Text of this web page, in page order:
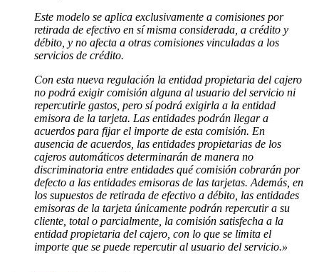
Este modelo se aplica exclusivamente a comisiones por
retirada de efectivo en sí misma considerada, a crédito y
débito, y no afecta a otras comisiones vinculadas a los
servicios de crédito.
Con esta nueva regulación la entidad propietaria del cajero
no podrá exigir comisión alguna al usuario del servicio ni
repercutirle gastos, pero sí podrá exigirla a la entidad
emisora de la tarjeta. Las entidades podrán llegar a
acuerdos para fijar el importe de esta comisión. En
ausencia de acuerdos, las entidades propietarias de los
cajeros automáticos determinarán de manera no
discriminatoria entre entidades qué comisión cobrarán por
defecto a las entidades emisoras de las tarjetas. Además, en
los supuestos de retirada de efectivo a débito, las entidades
emisoras de la tarjeta únicamente podrán repercutir a su
cliente, total o parcialmente, la comisión satisfecha a la
entidad propietaria del cajero, con lo que se limita el
importe que se puede repercutir al usuario del servicio.»